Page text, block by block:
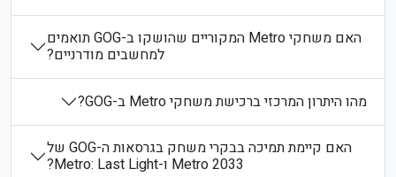
האם משחקי Metro המקוריים שהושקו ב-GOG תואמים
למחשבים מודרניים?
מהו היתרון המרכזי ברכישת משחקי Metro ב-GOG?
האם קיימת תמיכה בבקרי משחק בגרסאות ה-GOG של
Metro 2033 ו-Metro: Last Light?